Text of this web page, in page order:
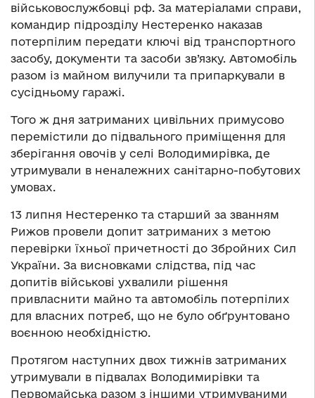
військовослужбовці рф. За матеріалами справи,
командир підрозділу Нестеренко наказав
потерпілим передати ключі від транспортного
засобу, документи та засоби зв’язку. Автомобіль
разом із майном вилучили та припаркували в
сусідньому гаражі.
Того ж дня затриманих цивільних примусово
перемістили до підвального приміщення для
зберігання овочів у селі Володимирівка, де
утримували в неналежних санітарно-побутових
умовах.
13 липня Нестеренко та старший за званням
Рижов провели допит затриманих з метою
перевірки їхньої причетності до Збройних Сил
України. За висновками слідства, під час
допитів військові ухвалили рішення
привласнити майно та автомобіль потерпілих
для власних потреб, що не було обґрунтовано
воєнною необхідністю.
Протягом наступних двох тижнів затриманих
утримували в підвалах Володимирівки та
Первомайська разом з іншими утримуваними